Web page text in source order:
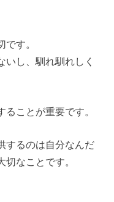
す。
いし、馴れ馴れしく
ことが重要です。
するのは自分なんだ
なことです。